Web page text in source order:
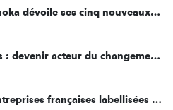
Entrepreneuriat social : Ashoka dévoile ses cinq nouveaux “fellows”
Lyon : soirée « Ashoka Talks : devenir acteur du changement » sur l’éducation
B Corp : les 16 dernières entreprises françaises labellisées fin 2020